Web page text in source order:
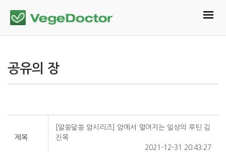
공유의 장
제목
[알쏭달쏭 암시리즈] 암에서 멀어지는 일상의 루틴 김
진목
2021-12-31 20:43:27